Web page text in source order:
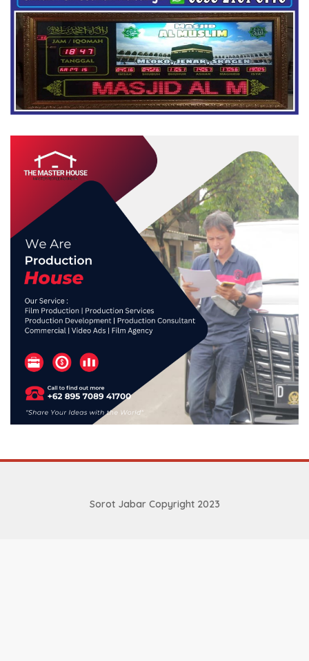
Sorot Jabar Copyright 2023